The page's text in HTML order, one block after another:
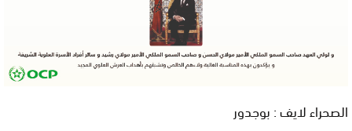
الصحراء لايف : بوجدور